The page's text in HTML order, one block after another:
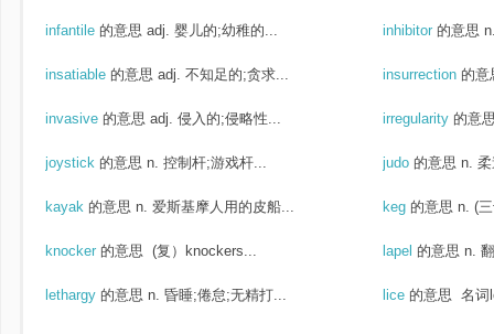
infantile 的意思 adj. 婴儿的;幼稚的... inhibitor 的意思
insatiable 的意思 adj. 不知足的;贪求... insurrection 的意
invasive 的意思 adj. 侵入的;侵略性... irregularity 的意
joystick 的意思 n. 控制杆;游戏杆... judo 的意思 n.
kayak 的意思 n. 爱斯基摩人用的皮船... keg 的意思 n. (
knocker 的意思 (复）knockers... lapel 的意思 n.
lethargy 的意思 n. 昏睡;倦怠;无精打... lice 的意思 名词